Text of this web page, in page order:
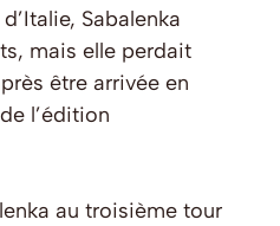
Sabalenka
mais elle perdait
être arrivée en
l’édition
au troisième tour